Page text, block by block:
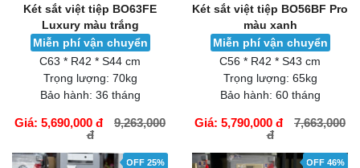
Két sắt việt tiệp BO63FE
Luxury màu trắng
Miễn phí vận chuyển
C63 * R42 * S44 cm
Trọng lượng: 70kg
Bảo hành: 36 tháng
Giá: 5,690,000 đ
9,263,000
đ
Két sắt việt tiệp BO56BF Pro
màu xanh
Miễn phí vận chuyển
C56 * R42 * S43 cm
Trọng lượng: 65kg
Bảo hành: 60 tháng
Giá: 5,790,000 đ
7,663,000
đ
OFF 25% OFF 46%